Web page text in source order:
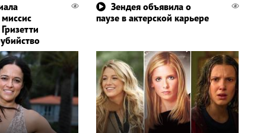
Зендея объявила о
паузе в актерской карьере